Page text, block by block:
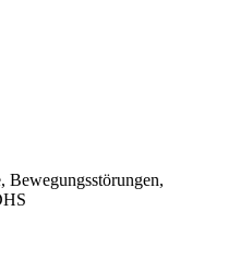
Bewegungsstörungen,